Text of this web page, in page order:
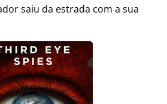
saiu da estrada com a sua